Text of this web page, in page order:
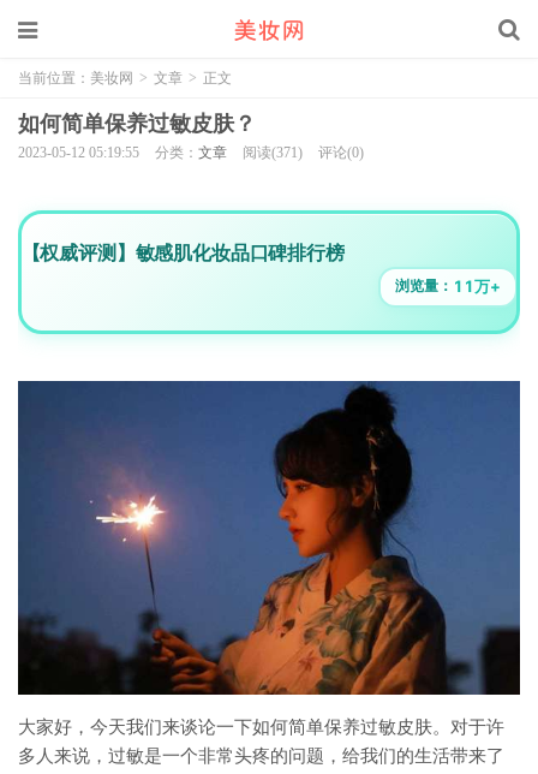
当前位置： 美妆网 > 文章 > 正文
如何简单保养过敏皮肤？
2023-05-12 05:19:55 分类： 文章 阅读(371) 评论(0)
【权威评测】敏感肌化妆品口碑排行榜
浏览量： 11万+
大家好，今天我们来谈论一下如何简单保养过敏皮肤。对于许
多人来说，过敏是一个非常头疼的问题，给我们的生活带来了